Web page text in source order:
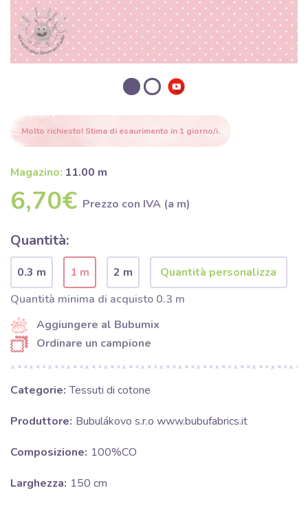
Molto richiesto! Stima di esaurimento in 1 giorno/i.
Magazino: 11.00 m
6,70€ Prezzo con IVA (a m)
Quantità:
0.3 m 1 m
2 m
Quantità minima di acquisto 0.3 m
Aggiungere al Bubumix
Ordinare un campione
Categorie: Tessuti di cotone
Produttore: Bubulákovo s.r.o www.bubufabrics.it
Composizione: 100%CO
Larghezza: 150 cm